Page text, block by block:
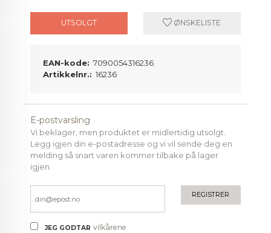
UTSOLGT ØNSKELISTE
EAN-kode: 7090054316236
Artikkelnr.: 16236
E-postvarsling
Vi beklager, men produktet er midlertidig utsolgt.
Legg igjen din e-postadresse og vi vil sende deg en
melding så snart varen kommer tilbake på lager
igjen.
JEG GODTAR vilkårene
REGISTRER